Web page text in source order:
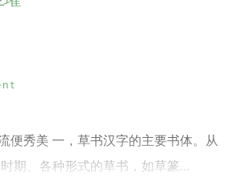
便秀美 一，草书汉字的主要书体。从
期、各种形式的草书，如草篆…